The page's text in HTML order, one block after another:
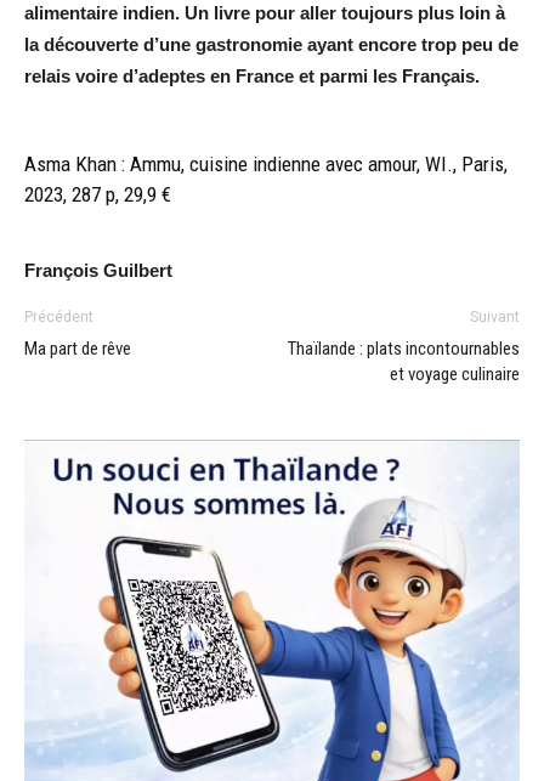
alimentaire indien. Un livre pour aller toujours plus loin à
la découverte d’une gastronomie ayant encore trop peu de
relais voire d’adeptes en France et parmi les Français.
Asma Khan : Ammu, cuisine indienne avec amour, WI., Paris,
2023, 287 p, 29,9 €
François Guilbert
Précédent
Ma part de rêve
Suivant
Thaïlande : plats incontournables
et voyage culinaire